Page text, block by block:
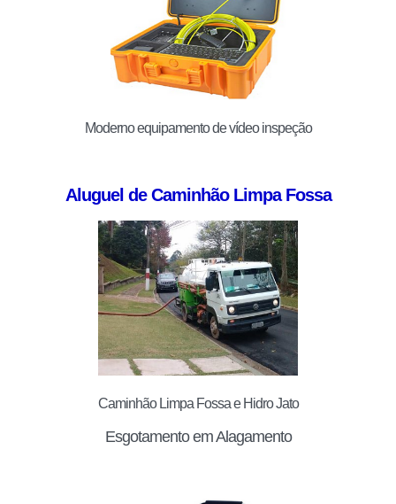
Moderno equipamento de vídeo inspeção
Aluguel de Caminhão Limpa Fossa
Caminhão Limpa Fossa e Hidro Jato
Esgotamento em Alagamento